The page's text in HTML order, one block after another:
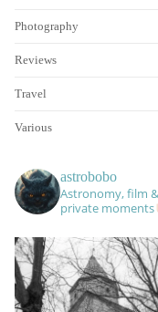
Photography
Reviews
Travel
Various
astrobobo
Astronomy, film
private moments